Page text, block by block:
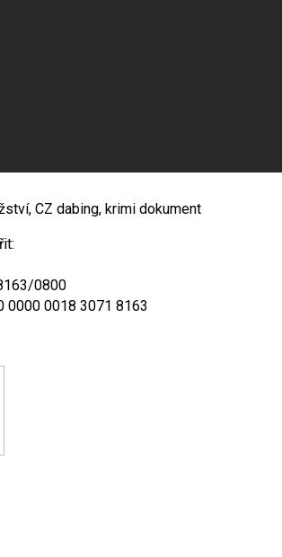
CZ dabing, krimi dokument
0800
0000 0018 3071 8163